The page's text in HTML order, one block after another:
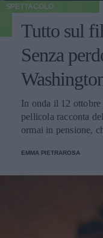
SPETTACOLO
Tutto sul
Senza
In onda il 12 ottobre
pellicola racconta
ormai in pensione,
EMMA PIETRAROSA